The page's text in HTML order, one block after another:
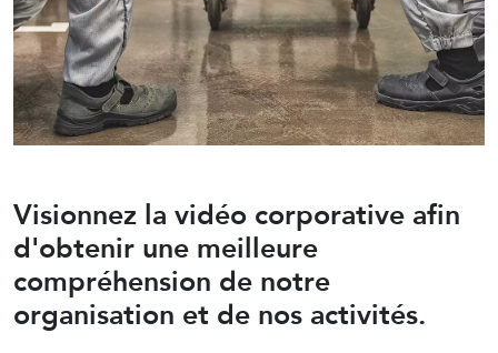
Visionnez la vidéo corporative afin
d'obtenir une meilleure
compréhension de notre
organisation et de nos activités.